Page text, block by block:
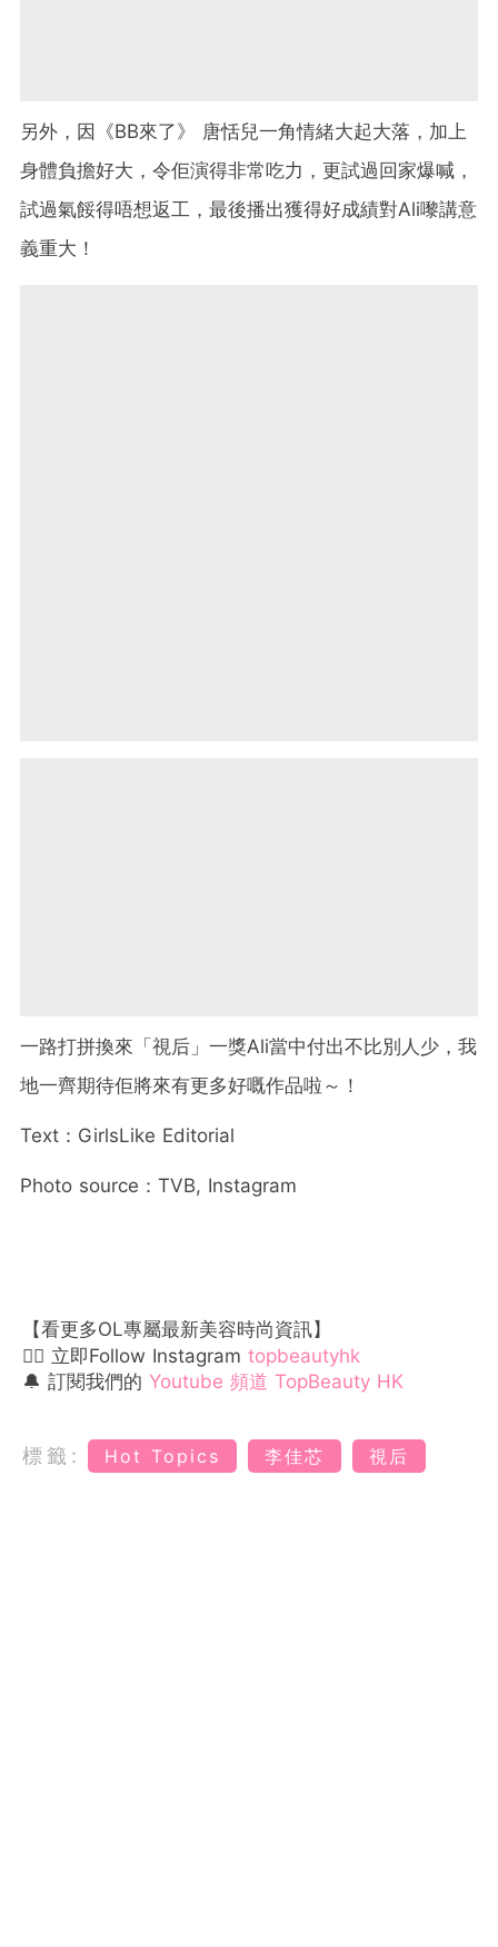
另外，因《BB來了》 唐恬兒一角情緒大起大落，加上
身體負擔好大，令佢演得非常吃力，更試過回家爆喊，
試過氣餒得唔想返工，最後播出獲得好成績對Ali嚟講意
義重大！
一路打拼換來「視后」一獎Ali當中付出不比別人少，我
地一齊期待佢將來有更多好嘅作品啦～！
Text：GirlsLike Editorial
Photo source：TVB, Instagram
【看更多OL專屬最新美容時尚資訊】
👉🏻 立即Follow Instagram topbeautyhk
🔔 訂閱我們的 Youtube 頻道 TopBeauty HK
標籤: Hot Topics 李佳芯 視后